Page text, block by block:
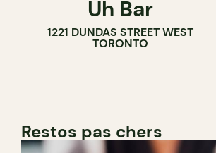
BAR À COCKTAILUh Bar
1221 DUNDAS STREET WEST
TORONTO
Restos pas chers